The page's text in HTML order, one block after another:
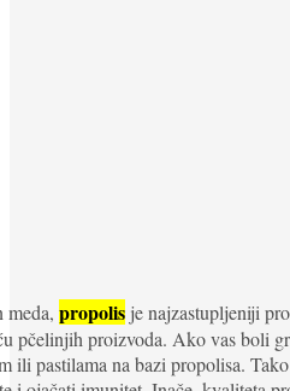
meda, propolis je najzastupljeniji
pčelinjih proizvoda. Ako vas boli
ili pastilama na bazi propolisa.